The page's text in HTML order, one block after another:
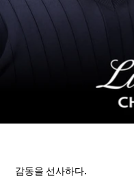
감동을 선사하다.